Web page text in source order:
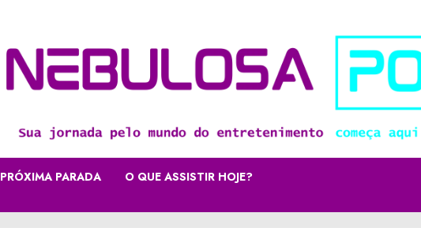
PRÓXIMA PARADA O QUE ASSISTIR HOJE?